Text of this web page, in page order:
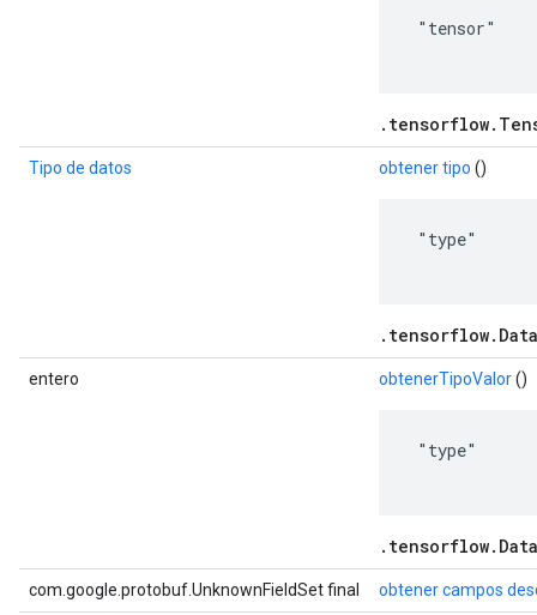
"tensor"
Tipo de datos obtener tipo ()
"type"
entero obtenerTipoValor()
"type"
com.google.protobuf.UnknownFieldSet final obtener campos